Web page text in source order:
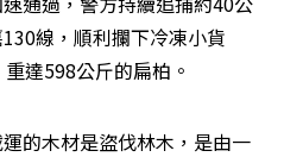
線，順利攔下冷凍小貨
達598公斤的扁柏。
的木材是盜伐林木，是由一